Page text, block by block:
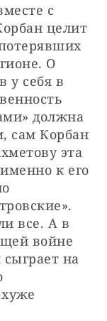
с
целит
О
у себя в
должна
сам Корбан
эта
к его
все. А в
войне
на